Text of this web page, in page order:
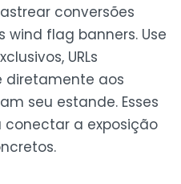
conversões
flag banners. Use
URLs
diretamente aos
seu estande. Esses
a exposição